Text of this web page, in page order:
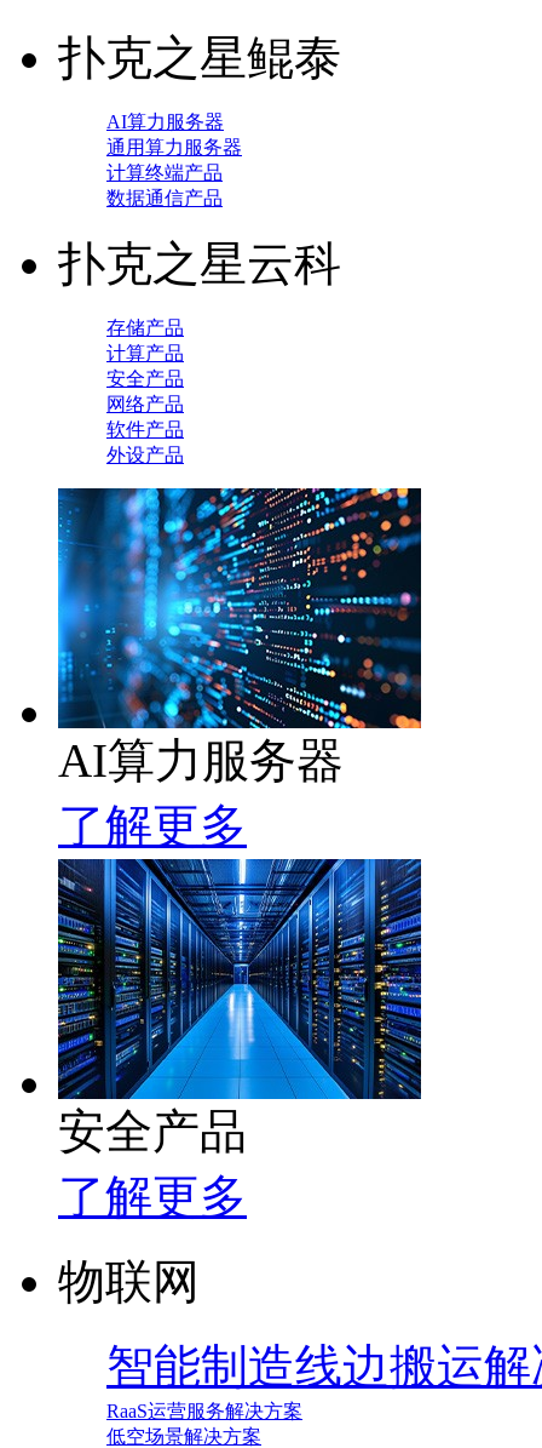
扑克之星鲲泰
AI算力服务器
通用算力服务器
计算终端产品
数据通信产品
扑克之星云科
存储产品
计算产品
安全产品
网络产品
软件产品
外设产品
AI算力服务器
了解更多
安全产品
了解更多
物联网
智能制造线边搬运
RaaS运营服务解决方案
低空场景解决方案